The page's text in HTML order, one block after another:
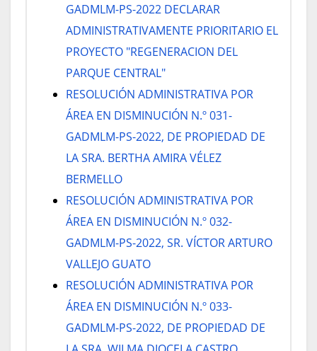
GADMLM-PS-2022 DECLARAR
ADMINISTRATIVAMENTE PRIORITARIO EL
PROYECTO "REGENERACION DEL
PARQUE CENTRAL"
RESOLUCIÓN ADMINISTRATIVA POR
ÁREA EN DISMINUCIÓN N.º 031-
GADMLM-PS-2022, DE PROPIEDAD DE
LA SRA. BERTHA AMIRA VÉLEZ
BERMELLO
RESOLUCIÓN ADMINISTRATIVA POR
ÁREA EN DISMINUCIÓN N.º 032-
GADMLM-PS-2022, SR. VÍCTOR ARTURO
VALLEJO GUATO
RESOLUCIÓN ADMINISTRATIVA POR
ÁREA EN DISMINUCIÓN N.º 033-
GADMLM-PS-2022, DE PROPIEDAD DE